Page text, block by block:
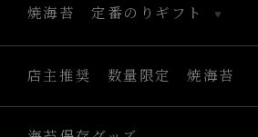
焼海苔 定番のりギフト
店主推奨 数量限定 焼海苔